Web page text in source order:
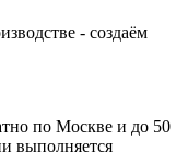
- создаём
по Москве и до 50
выполняется